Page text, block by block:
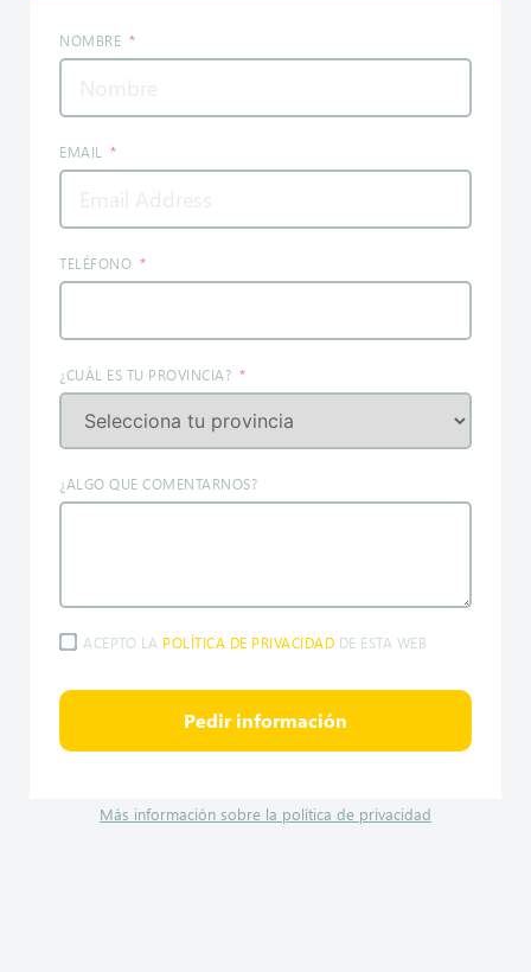
NOMBRE
EMAIL
TELÉFONO
¿CUÁL ES TU PROVINCIA?
¿ALGO QUE COMENTARNOS?
ACEPTO LA POLÍTICA DE PRIVACIDAD DE ESTA WEB
Pedir información
Más información sobre la política de privacidad